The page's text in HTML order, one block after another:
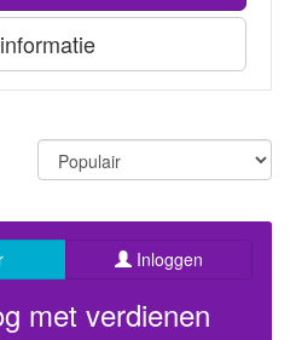
Inloggen
Start vandaag nog met verdienen